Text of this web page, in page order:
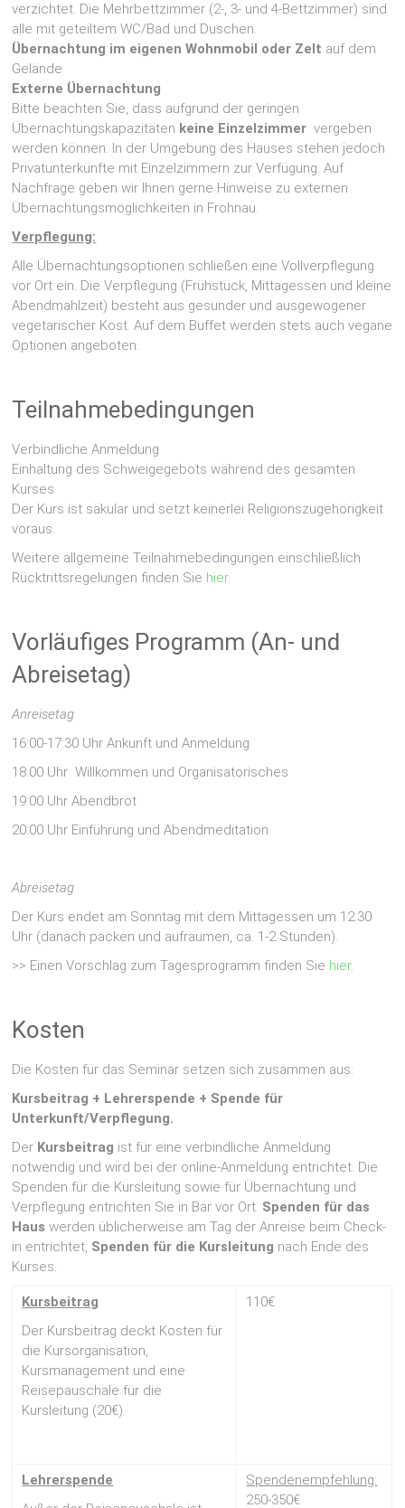
verzichtet. Die Mehrbettzimmer (2-, 3- und 4-Bettzimmer) sind
alle mit geteiltem WC/Bad und Duschen.
Übernachtung im eigenen Wohnmobil oder Zelt auf dem
Gelände
Externe Übernachtung
Bitte beachten Sie, dass aufgrund der geringen
Übernachtungskapazitäten keine Einzelzimmer vergeben
werden können. In der Umgebung des Hauses stehen jedoch
Privatunterkünfte mit Einzelzimmern zur Verfügung. Auf
Nachfrage geben wir Ihnen gerne Hinweise zu externen
Übernachtungsmöglichkeiten in Frohnau.
Verpflegung:
Alle Übernachtungsoptionen schließen eine Vollverpflegung
vor Ort ein. Die Verpflegung (Frühstück, Mittagessen und kleine
Abendmahlzeit) besteht aus gesunder und ausgewogener
vegetarischer Kost. Auf dem Buffet werden stets auch vegane
Optionen angeboten.
Teilnahmebedingungen
Verbindliche Anmeldung
Einhaltung des Schweigegebots während des gesamten
Kurses
Der Kurs ist säkular und setzt keinerlei Religionszugehörigkeit
voraus.
Weitere allgemeine Teilnahmebedingungen einschließlich
Rücktrittsregelungen finden Sie hier.
Vorläufiges Programm (An- und
Abreisetag)
Anreisetag
16:00-17:30 Uhr Ankunft und Anmeldung
18:00 Uhr Willkommen und Organisatorisches
19:00 Uhr Abendbrot
20:00 Uhr Einführung und Abendmeditation
Abreisetag
Der Kurs endet am Sonntag mit dem Mittagessen um 12:30
Uhr (danach packen und aufräumen, ca. 1-2 Stunden).
>> Einen Vorschlag zum Tagesprogramm finden Sie hier.
Kosten
Die Kosten für das Seminar setzen sich zusammen aus:
Kursbeitrag + Lehrerspende + Spende für
Unterkunft/Verpflegung.
Der Kursbeitrag ist für eine verbindliche Anmeldung
notwendig und wird bei der online-Anmeldung entrichtet. Die
Spenden für die Kursleitung sowie für Übernachtung und
Verpflegung entrichten Sie in Bar vor Ort. Spenden für das
Haus werden üblicherweise am Tag der Anreise beim Check-
in entrichtet, Spenden für die Kursleitung nach Ende des
Kurses.
Kursbeitrag
Der Kursbeitrag deckt Kosten für
die Kursorganisation,
Kursmanagement und eine
Reisepauschale für die
Kursleitung (20€).
110€
Lehrerspende
Spendenempfehlung:
250-350€